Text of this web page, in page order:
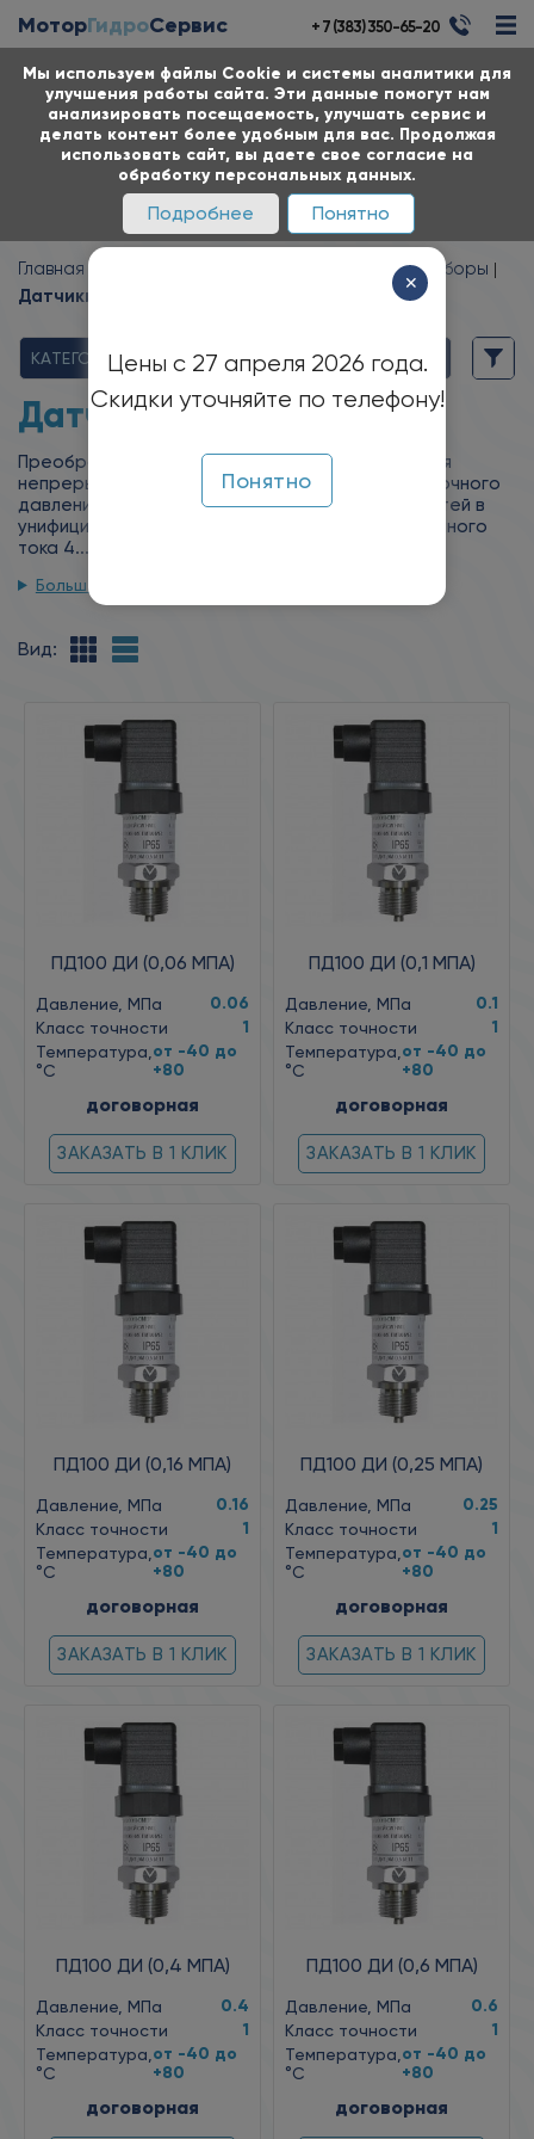
Мы используем файлы Cookie и системы аналитики для
улучшения работы сайта. Эти данные помогут нам
анализировать посещаемость, улучшать сервис и
делать контент более удобным для вас. Продолжая
использовать сайт, вы даете свое согласие на
обработку персональных данных.
Подробнее Понятно
МоторГидроСервис + 7 (383) 350-65-20
Главная
Датчики и Измерительные приборы
Датчики давления
КАТЕГОРИИ
Датчики давления
Преобразователи ПД100-ДИ предназначены для
непрерывного преобразования значения избыточного
давления газов и не кристаллизующихся жидкостей в
унифицированный электрический сигнал постоянного
тока 4...20мА.
Больше информации
Вид:
ПД100 ДИ (0,06 МПА)
Давление, МПа 0.06
Класс точности 1
Температура,
°C
от -40 до
+80
договорная
ЗАКАЗАТЬ В 1 КЛИК
ПД100 ДИ (0,1 МПА)
Давление, МПа 0.1
Класс точности 1
Температура,
°C
от -40 до
+80
договорная
ЗАКАЗАТЬ В 1 КЛИК
ПД100 ДИ (0,16 МПА)
Давление, МПа 0.16
Класс точности 1
Температура,
°C
от -40 до
+80
договорная
ЗАКАЗАТЬ В 1 КЛИК
ПД100 ДИ (0,25 МПА)
Давление, МПа 0.25
Класс точности 1
Температура,
°C
от -40 до
+80
договорная
ЗАКАЗАТЬ В 1 КЛИК
ПД100 ДИ (0,4 МПА)
Давление, МПа 0.4
Класс точности 1
Температура,
°C
от -40 до
+80
договорная
ПД100 ДИ (0,6 МПА)
Давление, МПа 0.6
Класс точности 1
Температура,
°C
от -40 до
+80
договорная
✕
Цены с 27 апреля 2026 года.
Скидки уточняйте по телефону!
Понятно